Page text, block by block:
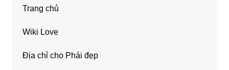
Trang chủ
Wiki Love
Địa chỉ cho Phái đẹp